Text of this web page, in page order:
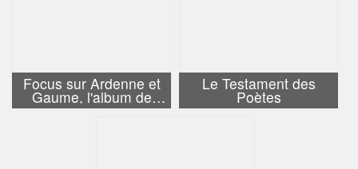
Focus sur Ardenne et
Gaume, l'album de
Ledent
Le Testament des
Poètes